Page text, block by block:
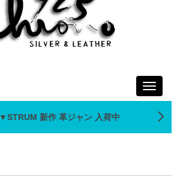
Toggle
▼STRUM 新作 革ジャン 入荷中